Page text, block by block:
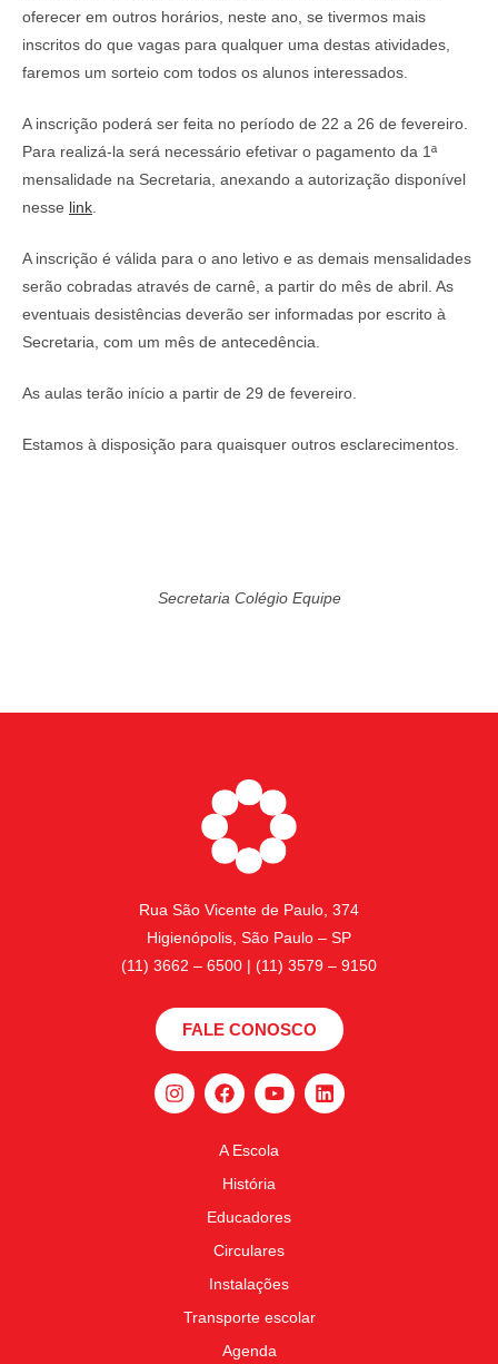
oferecer em outros horários, neste ano, se tivermos mais
inscritos do que vagas para qualquer uma destas atividades,
faremos um sorteio com todos os alunos interessados.
A inscrição poderá ser feita no período de 22 a 26 de fevereiro.
Para realizá-la será necessário efetivar o pagamento da 1ª
mensalidade na Secretaria, anexando a autorização disponível
nesse link
A inscrição é válida para o ano letivo e as demais mensalidades
serão cobradas através de carnê, a partir do mês de abril. As
eventuais desistências deverão ser informadas por escrito à
Secretaria, com um mês de antecedência.
As aulas terão início a partir de 29 de fevereiro.
Estamos à disposição para quaisquer outros esclarecimentos.
Secretaria Colégio Equipe
Rua São Vicente de Paulo, 374
Higienópolis, São Paulo – SP
(11) 3662 – 6500 | (11) 3579 – 9150
FALE CONOSCO
A Escola
História
Educadores
Circulares
Instalações
Transporte escolar
Agenda